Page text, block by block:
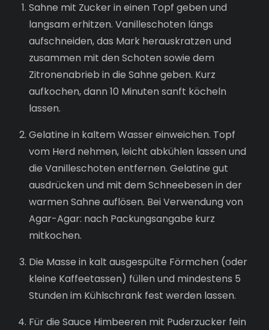
Sahne mit Zucker in einen Topf geben und
langsam erhitzen. Vanilleschoten längs
aufschneiden, das Mark herauskratzen und
zusammen mit den Schoten sowie dem
Zitronenabrieb in die Sahne geben. Kurz
aufkochen, dann 10 Minuten sanft köcheln
lassen.
Gelatine in kaltem Wasser einweichen. Topf
vom Herd nehmen, leicht abkühlen lassen und
die Vanilleschoten entfernen. Gelatine gut
ausdrücken und mit dem Schneebesen in der
warmen Sahne auflösen. Bei Verwendung von
Agar-Agar: nach Packungsangabe kurz
mitkochen.
Die Masse in kalt ausgespülte Förmchen (oder
kleine Kaffeetassen) füllen und mindestens 5
Stunden im Kühlschrank fest werden lassen.
Für die Sauce Himbeeren mit Puderzucker fein